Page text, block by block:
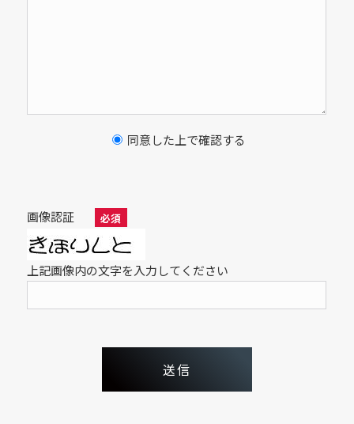
同意した上で確認する
画像認証 必須
上記画像内の文字を入力してください